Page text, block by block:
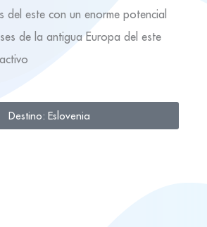
del este con un enorme potencial
de la antigua Europa del este
Destino: Eslovenia